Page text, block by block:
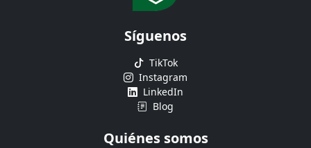
Síguenos
TikTok
Instagram
LinkedIn
Blog
Quiénes somos